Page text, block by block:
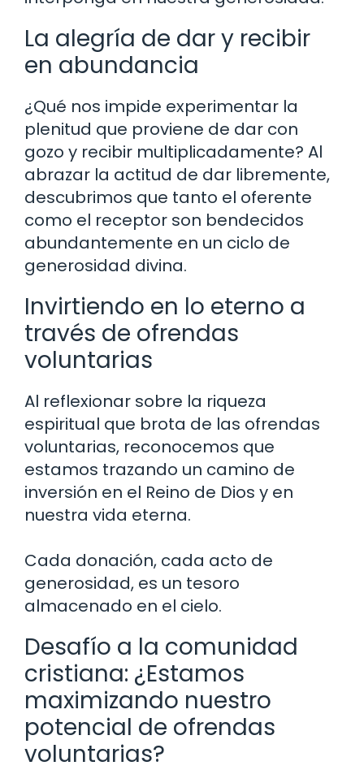
La alegría de dar y recibir
en abundancia
¿Qué nos impide experimentar la
plenitud que proviene de dar con
gozo y recibir multiplicadamente? Al
abrazar la actitud de dar libremente,
descubrimos que tanto el oferente
como el receptor son bendecidos
abundantemente en un ciclo de
generosidad divina.
Invirtiendo en lo eterno a
través de ofrendas
voluntarias
Al reflexionar sobre la riqueza
espiritual que brota de las ofrendas
voluntarias, reconocemos que
estamos trazando un camino de
inversión en el Reino de Dios y en
nuestra vida eterna.
Cada donación, cada acto de
generosidad, es un tesoro
almacenado en el cielo.
Desafío a la comunidad
cristiana: ¿Estamos
maximizando nuestro
potencial de ofrendas
voluntarias?